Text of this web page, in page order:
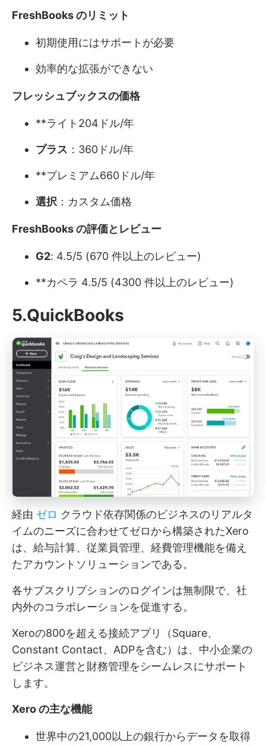
FreshBooks のリミット
初期使用にはサポートが必要
効率的な拡張ができない
フレッシュブックスの価格
**ライト204ドル/年
プラス ：360ドル/年
**プレミアム660ドル/年
選択：カスタム価格
FreshBooks の評価とレビュー
G2: 4.5/5 (670 件以上のレビュー)
**カペラ 4.5/5 (4300 件以上のレビュー)
5.QuickBooks
経由 ゼロ クラウド依存関係のビジネスのリアルタ
イムのニーズに合わせてゼロから構築されたXero
は、給与計算、従業員管理、経費管理機能を備え
たアカウントソリューションである。
各サブスクリプションのログインは無制限で、社
内外のコラボレーションを促進する。
Xeroの800を超える接続アプリ（Square、
Constant Contact、ADPを含む）は、中小企業の
ビジネス運営と財務管理をシームレスにサポート
します。
Xero の主な機能
世界中の21,000以上の銀行からデータを取得